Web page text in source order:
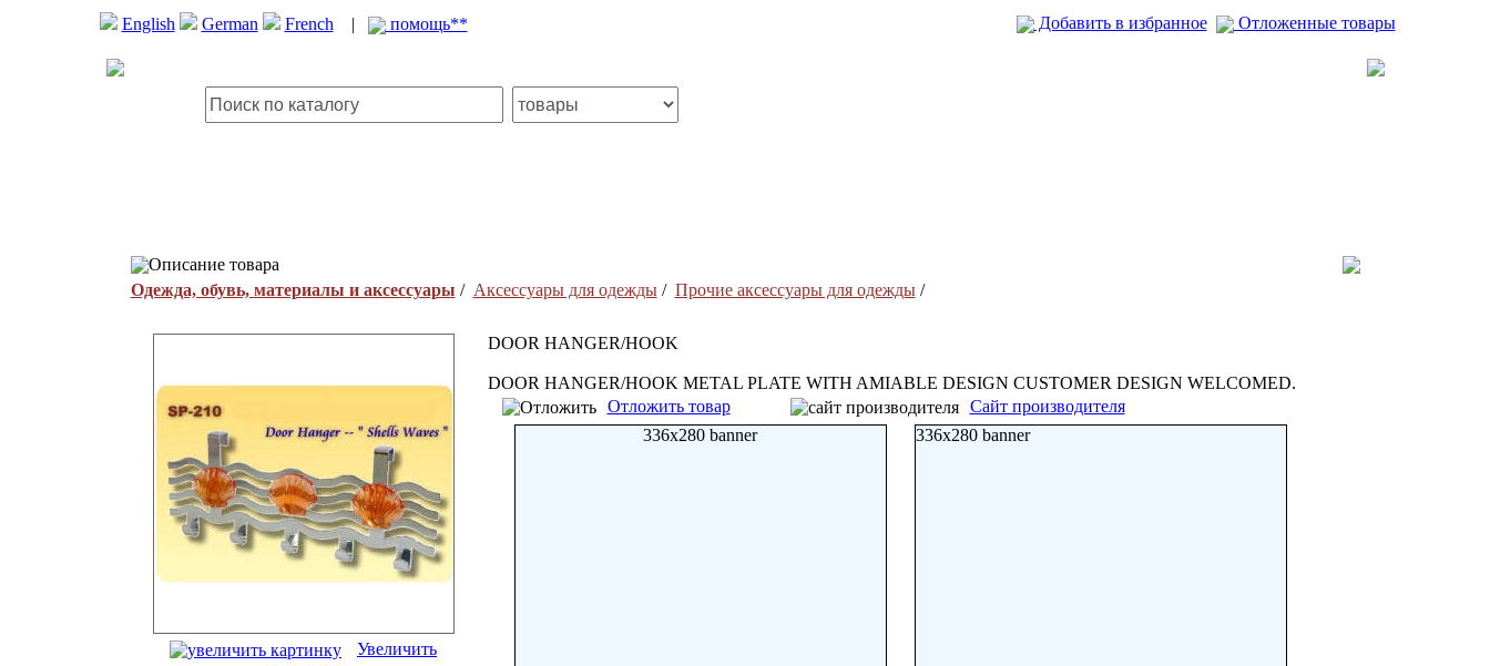
English German French | помощь** Добавить в избранное Отложенные товары
Описание товара
Одежда, обувь, материалы и аксессуары / Аксессуары для одежды/ Прочие аксессуары для одежды/
Увеличить
DOOR HANGER/HOOK
DOOR HANGER/HOOK METAL PLATE WITH AMIABLE DESIGN CUSTOMER DESIGN WELCOMED.
Отложить товар
Сайт производителя
336x280 banner
336x280 banner